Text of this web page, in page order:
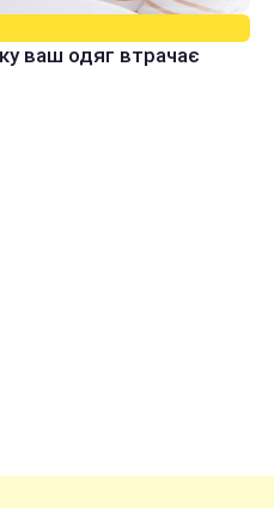
ваш одяг втрачає